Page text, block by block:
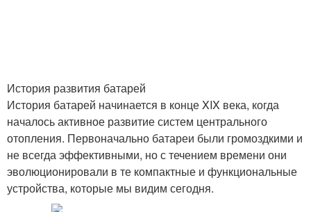
История развития батарей
История батарей начинается в конце XIX века, когда
началось активное развитие систем центрального
отопления. Первоначально батареи были громоздкими и
не всегда эффективными, но с течением времени они
эволюционировали в те компактные и функциональные
устройства, которые мы видим сегодня.